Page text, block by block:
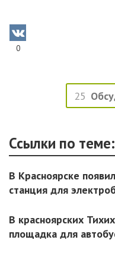
0
25
Ссылки по теме:
В Красноярске
станция для
В красноярских
площадка для